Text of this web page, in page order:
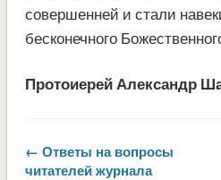
совершенней и стали
бесконечного
Протоиерей Александр
← Ответы на вопросы
читателей журнала